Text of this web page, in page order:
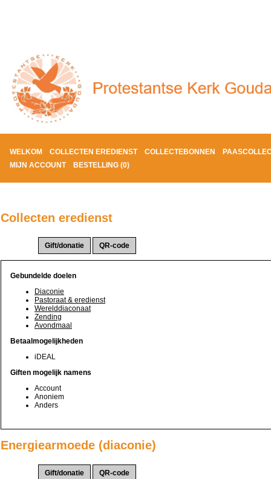
WELKOM COLLECTEN EREDIENST COLLECTEBONNEN
MIJN ACCOUNT
BESTELLING (0)
Collecten eredienst
Gebundelde doelen
Diaconie
Pastoraat & eredienst
Werelddiaconaat
Zending
Avondmaal
Betaalmogelijkheden
iDEAL
Giften mogelijk namens
Account
Anoniem
Anders
Energiearmoede (diaconie)